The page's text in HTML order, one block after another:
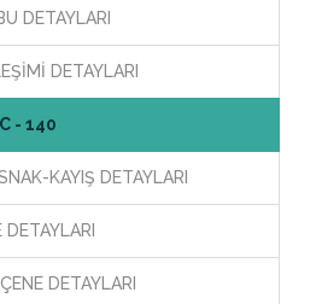
DETAYLARI
DETAYLARI
- 140
KAYIŞ DETAYLARI
DETAYLARI